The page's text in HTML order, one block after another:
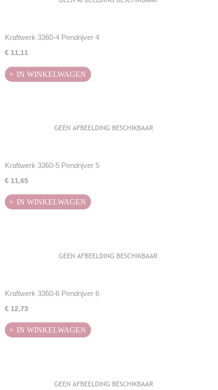
Kraftwerk 3360-4 Pendrijver 4
€ 11,11
IN WINKELWAGEN
Kraftwerk 3360-5 Pendrijver 5
€ 11,65
IN WINKELWAGEN
Kraftwerk 3360-6 Pendrijver 6
€ 12,73
IN WINKELWAGEN